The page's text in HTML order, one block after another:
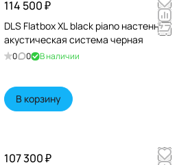
114 500 ₽
DLS Flatbox XL black piano настенная
акустическая система черная
0 0 В наличии
В корзину
107 300 ₽